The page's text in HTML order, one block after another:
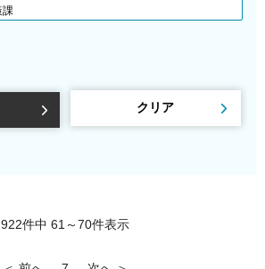
922件中 61～70件表示